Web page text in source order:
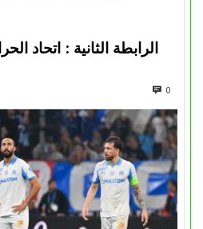
الرابطة الثانية : اتحاد
0